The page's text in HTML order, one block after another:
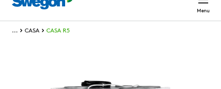
Menu
... CASA CASA R5